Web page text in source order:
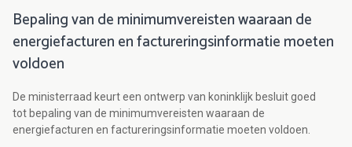
Bepaling van de minimumvereisten waaraan de
energiefacturen en factureringsinformatie moeten
voldoen
De ministerraad keurt een ontwerp van koninklijk besluit goed
tot bepaling van de minimumvereisten waaraan de
energiefacturen en factureringsinformatie moeten voldoen.